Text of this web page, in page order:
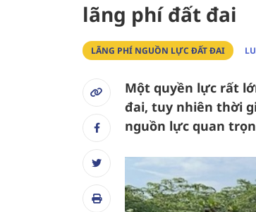
lãng phí đất đai
LÃNG PHÍ NGUỒN LỰC ĐẤT ĐAI
Một quyền lực rất
đai, tuy nhiên thời
nguồn lực quan